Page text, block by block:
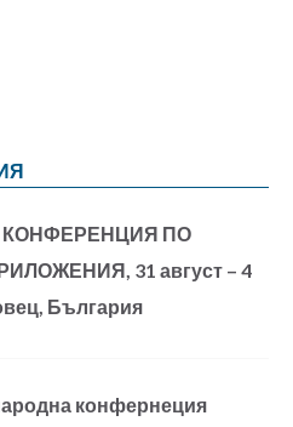
КОНФЕРЕНЦИЯ ПО
31 август – 4
България
конфернеция